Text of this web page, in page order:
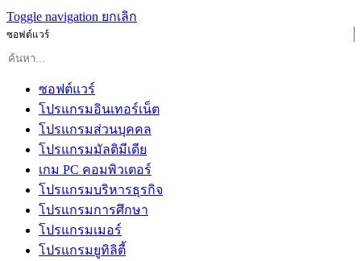
Toggle navigation ยกเลิก
ซอฟต์แวร์
ซอฟต์แวร์
โปรแกรมอินเทอร์เน็ต
โปรแกรมส่วนบุคคล
โปรแกรมมัลติมีเดีย
เกม PC คอมพิวเตอร์
โปรแกรมบริหารธุรกิจ
โปรแกรมการศึกษา
โปรแกรมเมอร์
โปรแกรมยูทิลิตี้